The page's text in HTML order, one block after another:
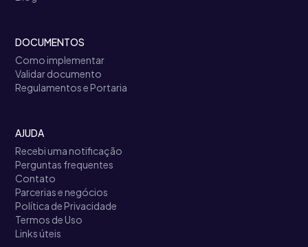
DOCUMENTOS
Como implementar
Validar documento
Regulamentos e Portaria
AJUDA
Recebi uma notificação
Perguntas frequentes
Contato
Parcerias e negócios
Política de Privacidade
Termos de Uso
Links úteis